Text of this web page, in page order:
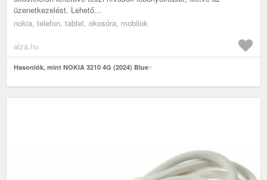
üzenetkezelést. Lehető...
nokia, telefon, tablet, okosóra, mobilok
alza.hu
Hasonlók, mint NOKIA 3210 4G (2024) Blue